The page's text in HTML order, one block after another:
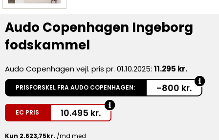
Audo Copenhagen Ingeborg
fodskammel
Audo Copenhagen vejl. pris pr. 01.10.2025: 11.295 kr.
PRISFORSKEL FRA AUDO COPENHAGEN: -800 kr.
EC PRIS 10.495 kr.